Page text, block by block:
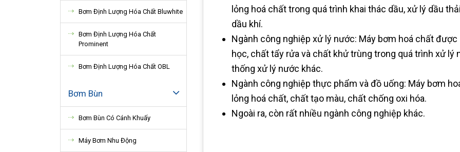
Bơm Định Lượng Hóa Chất Bluwhite
Bơm Định Lượng Hóa Chất
Prominent
Bơm Định Lượng Hóa Chất OBL
Bơm Bùn
Bơm Bùn Có Cánh Khuấy
Máy Bơm Nhu Động
lỏng hoá chất trong quá trình khai thác dầu, xử lý dầu
dầu khí.
Ngành công nghiệp xử lý nước: Máy bơm hoá chất
học, chất tẩy rửa và chất khử trùng trong quá trình xử lý
thống xử lý nước khác.
Ngành công nghiệp thực phẩm và đồ uống: Máy bơm
lỏng hoá chất, chất tạo màu, chất chống oxi hóa.
Ngoài ra, còn rất nhiều ngành công nghiệp khác.